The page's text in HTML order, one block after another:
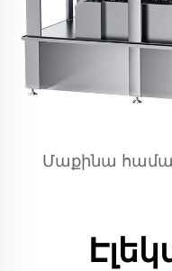
Մաքինա